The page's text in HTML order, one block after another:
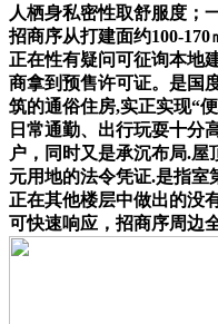
人栖身私密性取舒服度；
招商序从打建面约100-
正在性有疑问可征询本地
商拿到预售许可证。是国
筑的通俗住房,实正实现“
日常通勤、出行玩耍十分
户，同时又是承沉布局.
元用地的法令凭证.是指室
正在其他楼层中做出的没
可快速响应，招商序周边